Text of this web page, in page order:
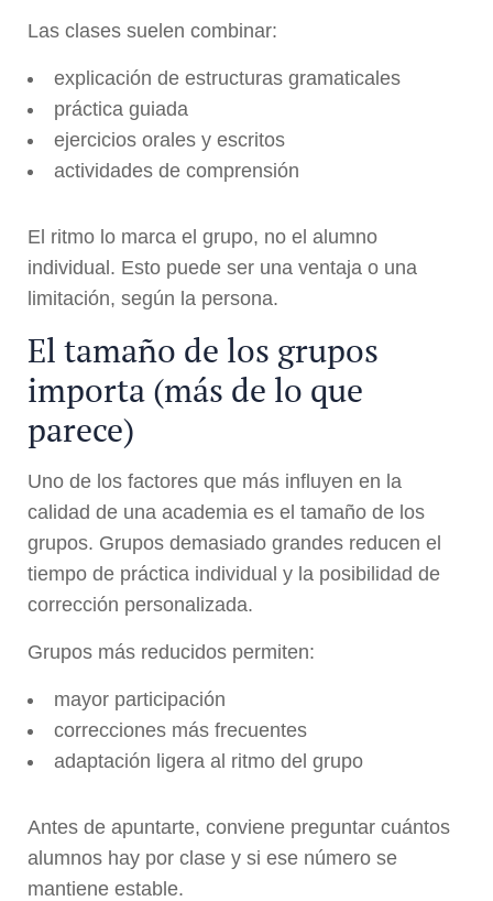
Las clases suelen combinar:
explicación de estructuras gramaticales
práctica guiada
ejercicios orales y escritos
actividades de comprensión
El ritmo lo marca el grupo, no el alumno
individual. Esto puede ser una ventaja o una
limitación, según la persona.
El tamaño de los grupos
importa (más de lo que
parece)
Uno de los factores que más influyen en la
calidad de una academia es el tamaño de los
grupos. Grupos demasiado grandes reducen el
tiempo de práctica individual y la posibilidad de
corrección personalizada.
Grupos más reducidos permiten:
mayor participación
correcciones más frecuentes
adaptación ligera al ritmo del grupo
Antes de apuntarte, conviene preguntar cuántos
alumnos hay por clase y si ese número se
mantiene estable.